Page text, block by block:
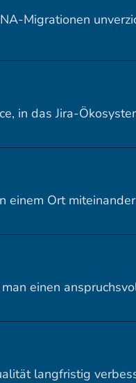
Migrationen
in das Jira-
einem Ort
einen
langfristig